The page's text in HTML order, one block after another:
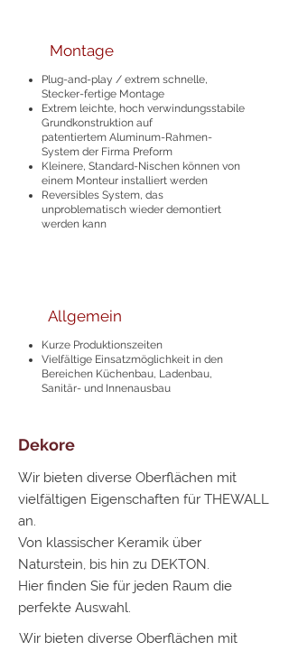
Montage
Plug-and-play / extrem schnelle,
Stecker-fertige Montage
Extrem leichte, hoch verwindungsstabile
Grundkonstruktion auf
patentiertem Aluminum-Rahmen-
System der Firma Preform
Kleinere, Standard-Nischen können von
einem Monteur installiert werden
Reversibles System, das
unproblematisch wieder demontiert
werden kann
Allgemein
Kurze Produktionszeiten
Vielfältige Einsatzmöglichkeit in den
Bereichen Küchenbau, Ladenbau,
Sanitär- und Innenausbau
Dekore
Wir bieten diverse Oberflächen mit
vielfältigen Eigenschaften für THEWALL
an.
Von klassischer Keramik über
Naturstein, bis hin zu DEKTON.
Hier finden Sie für jeden Raum die
perfekte Auswahl.
Wir bieten diverse Oberflächen mit